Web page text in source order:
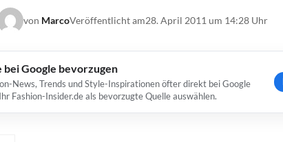
von MarcoVeröffentlicht am28. April 2011 um 14:28 Uhr
bei Google bevorzugen
News, Trends und Style-Inspirationen öfter direkt bei Google
Fashion-Insider.de als bevorzugte Quelle auswählen.